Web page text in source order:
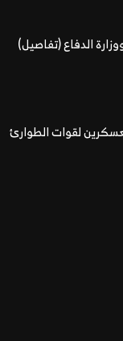
الدفاع (تفاصيل)
معسكرين لقوات الطوارئ